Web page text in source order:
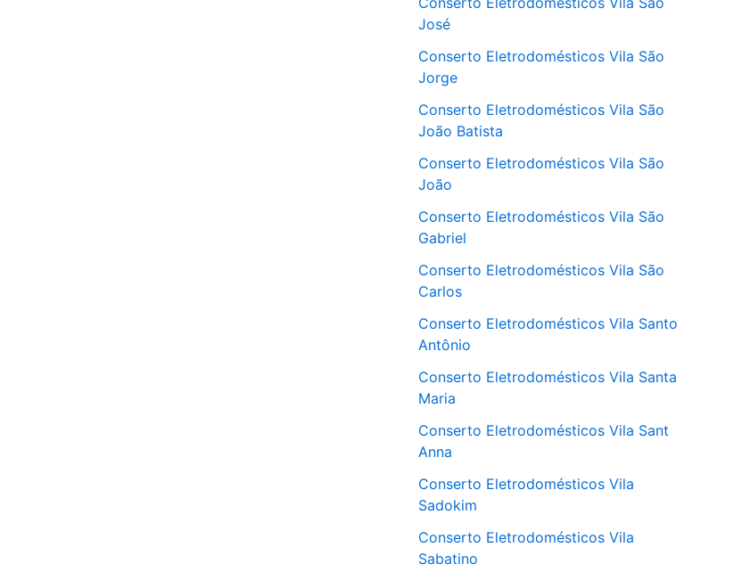
José
Conserto Eletrodomésticos Vila São
Jorge
Conserto Eletrodomésticos Vila São
João Batista
Conserto Eletrodomésticos Vila São
João
Conserto Eletrodomésticos Vila São
Gabriel
Conserto Eletrodomésticos Vila São
Carlos
Conserto Eletrodomésticos Vila Santo
Antônio
Conserto Eletrodomésticos Vila Santa
Maria
Conserto Eletrodomésticos Vila Sant
Anna
Conserto Eletrodomésticos Vila
Sadokim
Conserto Eletrodomésticos Vila
Sabatino